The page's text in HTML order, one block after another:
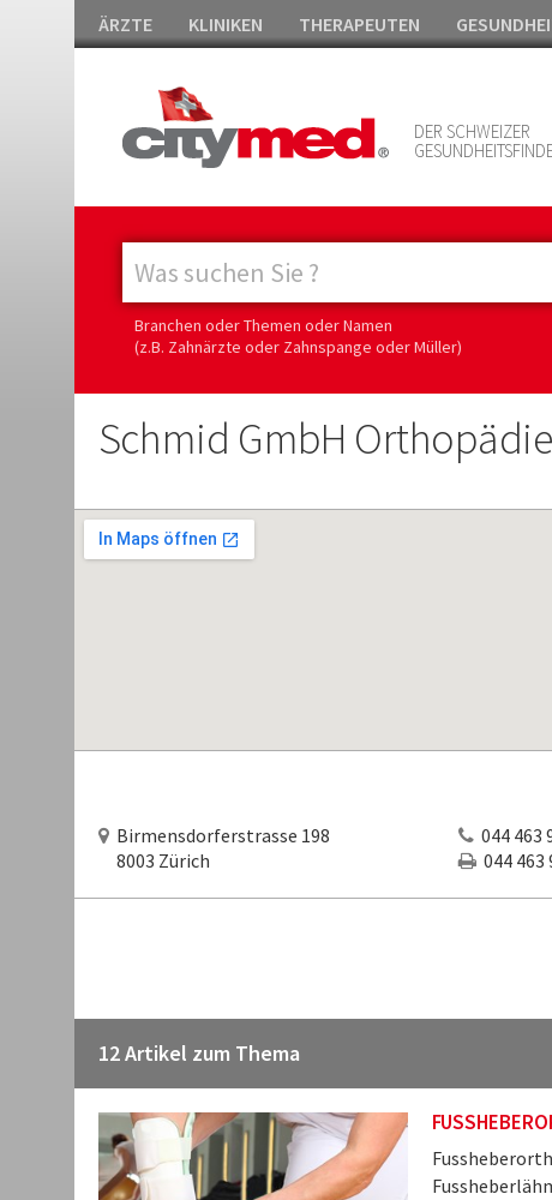
ÄRZTE KLINIKEN THERAPEUTEN
DER SCHWEIZER
Branchen oder Themen oder Namen
(z.B. Zahnärzte oder Zahnspange oder Müller)
Schmid GmbH
Birmensdorferstrasse 198
8003 Zürich
044 463
044 463
12 Artikel zum Thema